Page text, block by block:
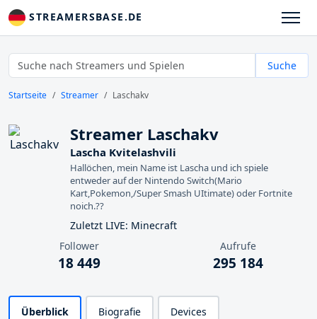
STREAMERSBASE.DE
Suche
Startseite Streamer Laschakv
Streamer Laschakv
Lascha Kvitelashvili
Hallöchen, mein Name ist Lascha und ich spiele
entweder auf der Nintendo Switch(Mario
Kart,Pokemon,/Super Smash UItimate) oder Fortnite
noich.??
Zuletzt LIVE: Minecraft
Follower
18 449
Aufrufe
295 184
Überblick Biografie Devices